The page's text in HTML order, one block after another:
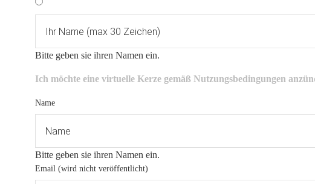
Bitte geben sie ihren Namen ein.
Ich möchte eine virtuelle Kerze gemäß Nutzungsbedingungen
Name
Bitte geben sie ihren Namen ein.
Email (wird nicht veröffentlicht)